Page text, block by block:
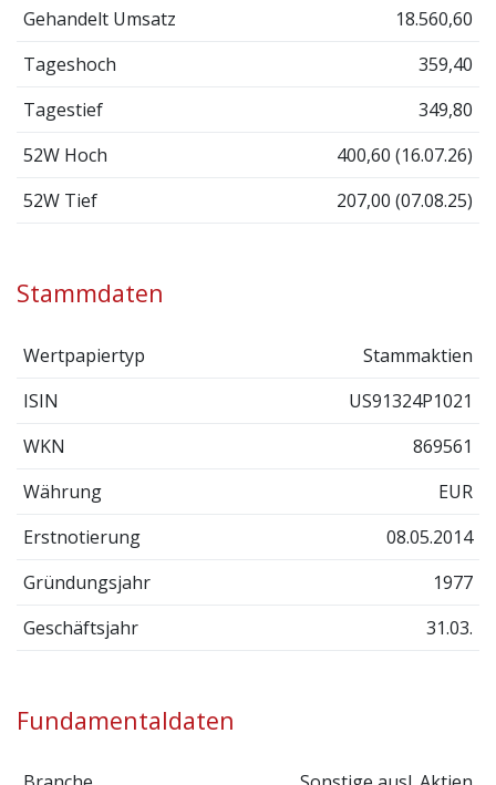
Gehandelt Umsatz
18.560,60
Tageshoch
359,40
Tagestief
349,80
52W Hoch
400,60 (16.07.26)
52W Tief
207,00 (07.08.25)
Stammdaten
Wertpapiertyp
Stammaktien
ISIN
US91324P1021
WKN
869561
Währung
EUR
Erstnotierung
08.05.2014
Gründungsjahr
1977
Geschäftsjahr
31.03.
Fundamentaldaten